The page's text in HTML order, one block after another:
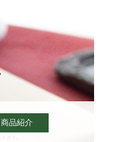
商品紹介